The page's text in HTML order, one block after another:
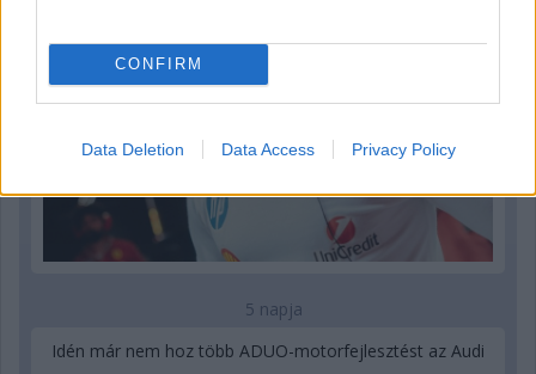
CONFIRM
Data Deletion Data Access Privacy Policy
5 napja
Idén már nem hoz több ADUO-motorfejlesztést az Audi